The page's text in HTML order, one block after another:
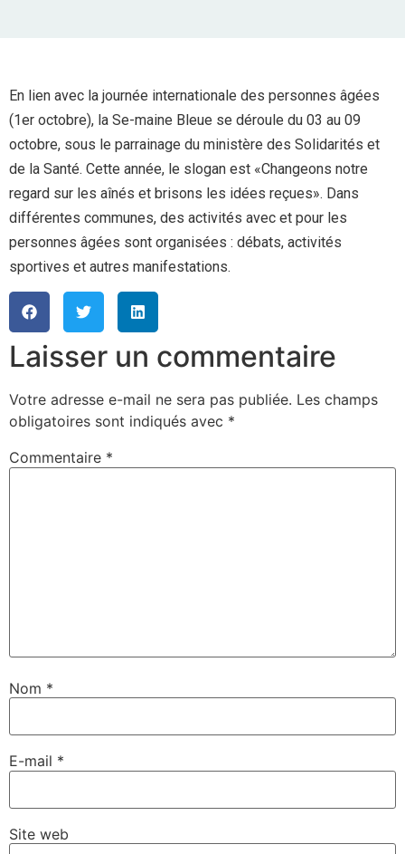
En lien avec la journée internationale des personnes âgées
(1er octobre), la Se-maine Bleue se déroule du 03 au 09
octobre, sous le parrainage du ministère des Solidarités et
de la Santé. Cette année, le slogan est «Changeons notre
regard sur les aînés et brisons les idées reçues». Dans
différentes communes, des activités avec et pour les
personnes âgées sont organisées : débats, activités
sportives et autres manifestations.
Laisser un commentaire
Votre adresse e-mail ne sera pas publiée. Les champs
obligatoires sont indiqués avec *
Commentaire *
Nom *
E-mail *
Site web